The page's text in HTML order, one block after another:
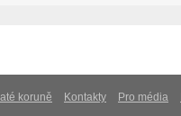
koruně Kontakty Pro média